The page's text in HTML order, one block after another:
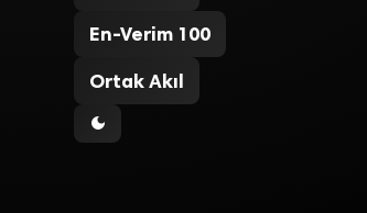
En-Verim 100
Ortak Akıl